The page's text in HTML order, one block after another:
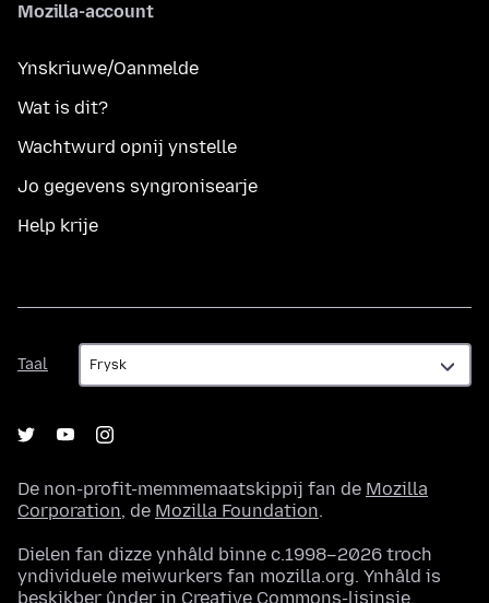
Mozilla-account
Ynskriuwe/Oanmelde
Wat is dit?
Wachtwurd opnij ynstelle
Jo gegevens syngronisearje
Help krije
Taal
Taal
De non-profit-memmemaatskippij fan de Mozilla
Corporation, de Mozilla Foundation.
Dielen fan dizze ynhâld binne c.1998–2026 troch
yndividuele meiwurkers fan mozilla.org. Ynhâld is
beskikber ûnder in Creative Commons-lisinsje.